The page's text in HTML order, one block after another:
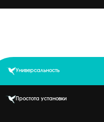
Универсальность
Простота установки